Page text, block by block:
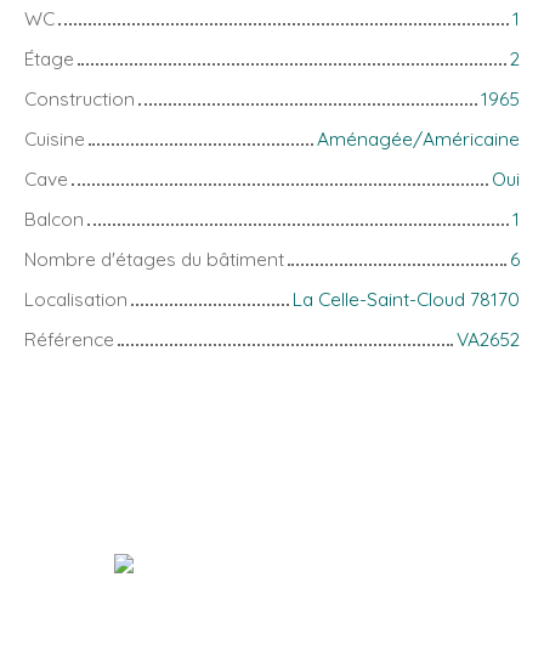
WC
1
Étage
2
Construction
1965
Cuisine
Aménagée/Américaine
Cave
Oui
Balcon
1
Nombre d'étages du bâtiment
6
Localisation
La Celle-Saint-Cloud 78170
Référence
VA2652